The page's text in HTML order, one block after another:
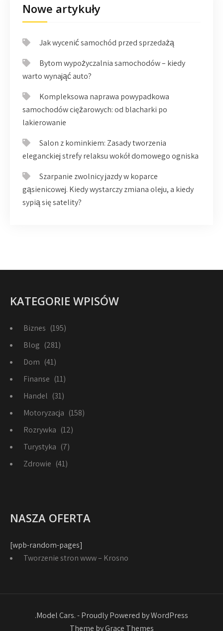
Nowe artykuły
Jak wycenić samochód przed sprzedażą
Bytom wypożyczalnia samochodów – kiedy
warto wynająć auto?
Kompleksowa naprawa powypadkowa
samochodów ciężarowych: od blacharki po
lakierowanie
Salon z kominkiem: Zasady tworzenia
eleganckiej strefy relaksu wokół domowego ogniska
Szarpanie zwolnicy jazdy w koparce
gąsienicowej. Kiedy wystarczy zmiana oleju, a kiedy
sypią się satelity?
KATEGORIE WPISÓW
Biznes (195)
Blog (281)
Dom (41)
Finanse (11)
Handel (31)
Motoryzacja (158)
Rozrywka (12)
Turystyka (7)
Zdrowie (41)
NASZA OFERTA
[wpb-random-pages]
Tworzenie stron www – Krosno
.Model Cars. - Proudly Powered by WordPress
Theme by Grace Themes